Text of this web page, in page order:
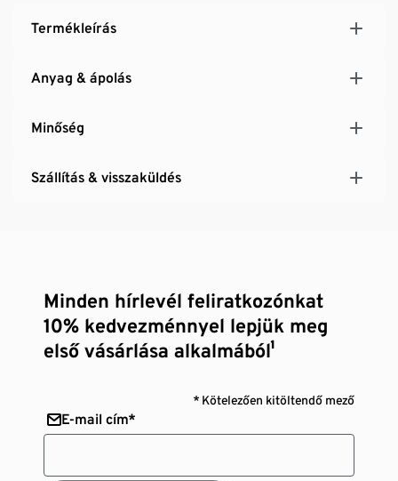
Termékleírás
Anyag & ápolás
Minőség
Szállítás & visszaküldés
Minden hírlevél feliratkozónkat
10% kedvezménnyel lepjük meg
első vásárlása alkalmából¹
* Kötelezően kitöltendő mező
E-mail cím*